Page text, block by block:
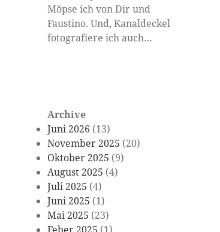
Möpse ich von Dir und
Faustino. Und, Kanaldeckel
fotografiere ich auch…
Archive
Juni 2026 (13)
November 2025 (20)
Oktober 2025 (9)
August 2025 (4)
Juli 2025 (4)
Juni 2025 (1)
Mai 2025 (23)